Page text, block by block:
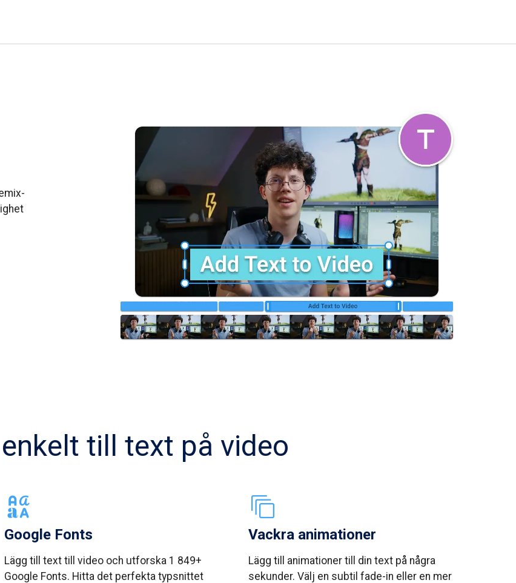
till text på video
Google Fonts
Lägg till text till video och utforska 1 849+
Google Fonts. Hitta det perfekta typsnittet
Vackra animationer
Lägg till animationer till din text på några
sekunder. Välj en subtil fade-in eller en mer